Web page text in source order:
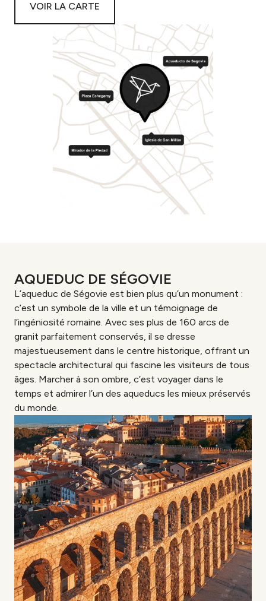
VOIR LA CARTE
AQUEDUC DE SÉGOVIE
L’aqueduc de Ségovie est bien plus qu’un monument :
c’est un symbole de la ville et un témoignage de
l’ingéniosité romaine. Avec ses plus de 160 arcs de
granit parfaitement conservés, il se dresse
majestueusement dans le centre historique, offrant un
spectacle architectural qui fascine les visiteurs de tous
âges. Marcher à son ombre, c’est voyager dans le
temps et admirer l’un des aqueducs les mieux préservés
du monde.